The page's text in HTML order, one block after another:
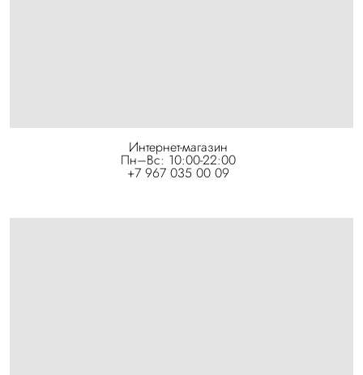
Интернет-магазин
Пн–Вс: 10:00-22:00
+7 967 035 00 09